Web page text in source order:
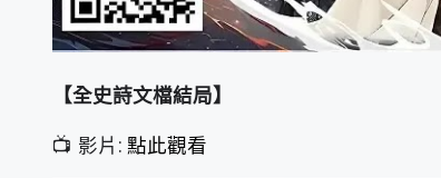
【全史詩文檔結局】
📺 影片: 點此觀看